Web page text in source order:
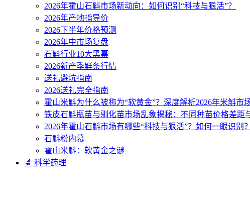
2026年霍山石斛市场新动向：如何识别“科技与狠活”？
2026年产地指导价
2026下半年价格预测
2026年中市场复盘
石斛行业10大黑幕
2026新产季鲜条行情
送礼避坑指南
2026送礼完全指南
霍山米斛为什么被称为“软黄金”？深度解析2026年米斛市
铁皮石斛瓶苗与驯化苗市场乱象揭秘：不同种苗价格差距
2026年霍山石斛市场有哪些“科技与狠活”？如何一眼识别？
石斛粉内幕
霍山米斛：软黄金之谜
🔬 科学药理